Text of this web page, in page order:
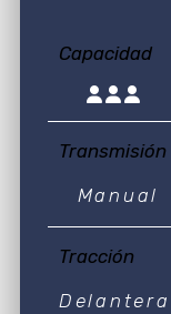
Capacidad
Transmisión
Manual
Tracción
Delantera